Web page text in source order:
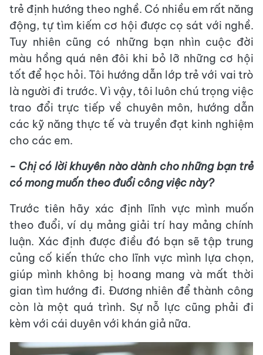
trẻ định hướng theo nghề. Có nhiều em rất năng
động, tự tìm kiếm cơ hội được cọ sát với nghề.
Tuy nhiên cũng có những bạn nhìn cuộc đời
màu hồng quá nên đôi khi bỏ lỡ những cơ hội
tốt để học hỏi. Tôi hướng dẫn lớp trẻ với vai trò
là người đi trước. Vì vậy, tôi luôn chú trọng việc
trao đổi trực tiếp về chuyên môn, hướng dẫn
các kỹ năng thực tế và truyền đạt kinh nghiệm
cho các em.
- Chị có lời khuyên nào dành cho những bạn trẻ
có mong muốn theo đuổi công việc này?
Trước tiên hãy xác định lĩnh vực mình muốn
theo đuổi, ví dụ mảng giải trí hay mảng chính
luận. Xác định được điều đó bạn sẽ tập trung
củng cố kiến thức cho lĩnh vực mình lựa chọn,
giúp mình không bị hoang mang và mất thời
gian tìm hướng đi. Đương nhiên để thành công
còn là một quá trình. Sự nỗ lực cũng phải đi
kèm với cái duyên với khán giả nữa.